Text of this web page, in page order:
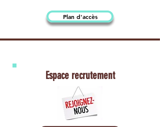
Plan d'accès
Espace recrutement